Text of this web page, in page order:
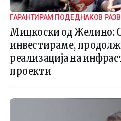
ГАРАНТИРАМ ПОДЕДНАКОВ
Мицкоски од Желино:
инвестираме,
реализација на
проекти